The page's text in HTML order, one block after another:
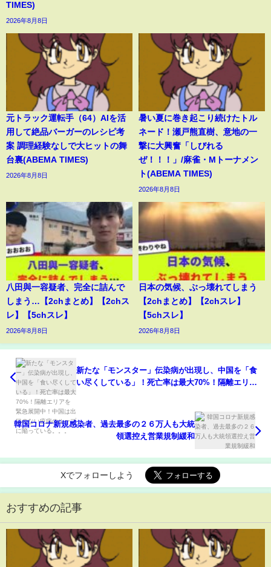
TIMES)
2026年8月8日
元トラック運転手（64）AIを活
用して絶品バーガーのレシピ考
案 調理経験なしで大ヒットの舞
台裏(ABEMA TIMES)
2026年8月8日
暑い夏に巻き起こり続けたトル
ネード！瀬戸熊直樹、意地の一
撃に大興奮「しびれる
ぜ！！！」/麻雀・Mトーナメン
ト(ABEMA TIMES)
2026年8月8日
八田與一容疑者、完全に詰んで
しまう…【2chまとめ】【2chス
レ】【5chスレ】
2026年8月8日
日本の気候、ぶっ壊れてしまう
【2chまとめ】【2chスレ】
【5chスレ】
2026年8月8日
新たな「モンスター」伝染病が出現し、中国を「食
い尽くしている」！死亡率は最大70%！隔離エリア
韓国コロナ新規感染者、過去最多の２６万人も大統
領選控え営業規制緩和
Xでフォローしよう
おすすめの記事